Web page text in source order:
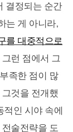
결정되는 순간
는 게 아니라,
를 대중적으로
런 점에서 그
족한 점이 많
것을 전개했
적인 시야 속에
술전략을 도